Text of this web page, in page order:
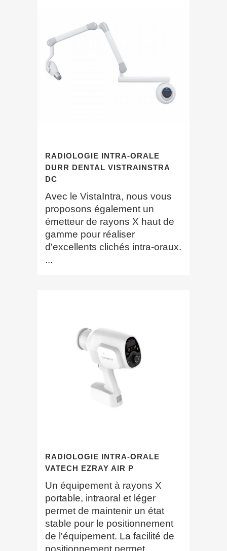
RADIOLOGIE INTRA-ORALE
DURR DENTAL VISTRAINSTRA
DC
Avec le VistaIntra, nous vous
proposons également un
émetteur de rayons X haut de
gamme pour réaliser
d'excellents clichés intra-oraux.
...
RADIOLOGIE INTRA-ORALE
VATECH EZRAY AIR P
Un équipement à rayons X
portable, intraoral et léger
permet de maintenir un état
stable pour le positionnement
de l'équipement. La facilité de
positionnement permet